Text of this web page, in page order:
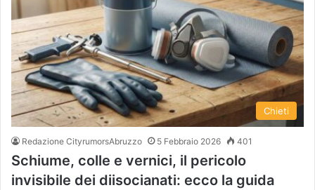
Chieti
Redazione CityrumorsAbruzzo 5 Febbraio 2026 401
Schiume, colle e vernici, il pericolo
invisibile dei diisocianati: ecco la guida